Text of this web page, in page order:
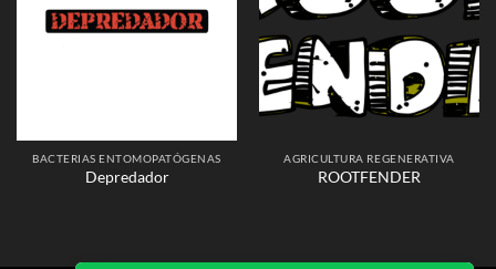
BACTERIAS ENTOMOPATÓGENAS
Depredador
AGRICULTURA REGENERATIVA
ROOTFENDER